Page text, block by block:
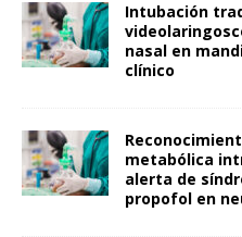
Intubación
nasal en
clínico
metabólica
alerta de
propofol en